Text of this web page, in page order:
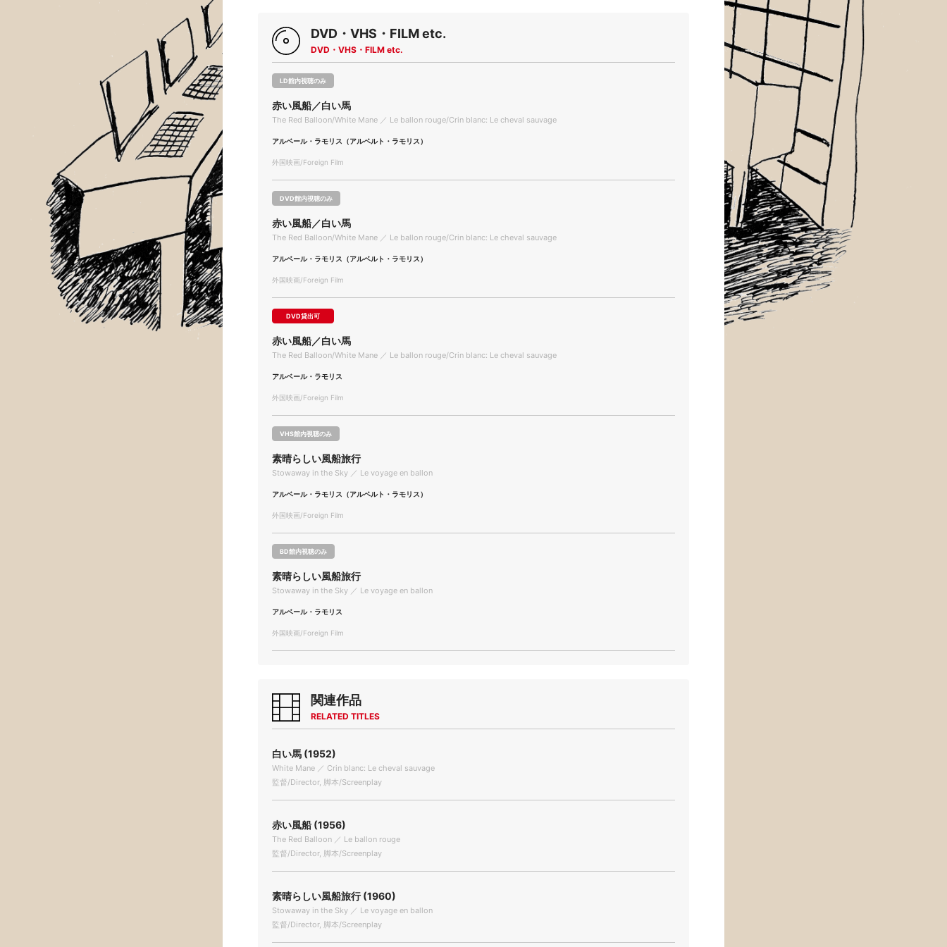
DVD・VHS・FILM etc.
DVD・VHS・FILM etc.
LD館内視聴のみ
赤い風船／白い馬
The Red Balloon/White Mane ／ Le ballon rouge/Crin blanc: Le cheval sauvage
アルベール・ラモリス（アルベルト・ラモリス）
外国映画/Foreign Film
DVD館内視聴のみ
赤い風船／白い馬
The Red Balloon/White Mane ／ Le ballon rouge/Crin blanc: Le cheval sauvage
アルベール・ラモリス（アルベルト・ラモリス）
外国映画/Foreign Film
DVD貸出可
赤い風船／白い馬
The Red Balloon/White Mane ／ Le ballon rouge/Crin blanc: Le cheval sauvage
アルベール・ラモリス
外国映画/Foreign Film
VHS館内視聴のみ
素晴らしい風船旅行
Stowaway in the Sky ／ Le voyage en ballon
アルベール・ラモリス（アルベルト・ラモリス）
外国映画/Foreign Film
BD館内視聴のみ
素晴らしい風船旅行
Stowaway in the Sky ／ Le voyage en ballon
アルベール・ラモリス
外国映画/Foreign Film
関連作品
RELATED TITLES
白い馬 (1952)
White Mane ／ Crin blanc: Le cheval sauvage
監督/Director, 脚本/Screenplay
赤い風船 (1956)
The Red Balloon ／ Le ballon rouge
監督/Director, 脚本/Screenplay
素晴らしい風船旅行 (1960)
Stowaway in the Sky ／ Le voyage en ballon
監督/Director, 脚本/Screenplay